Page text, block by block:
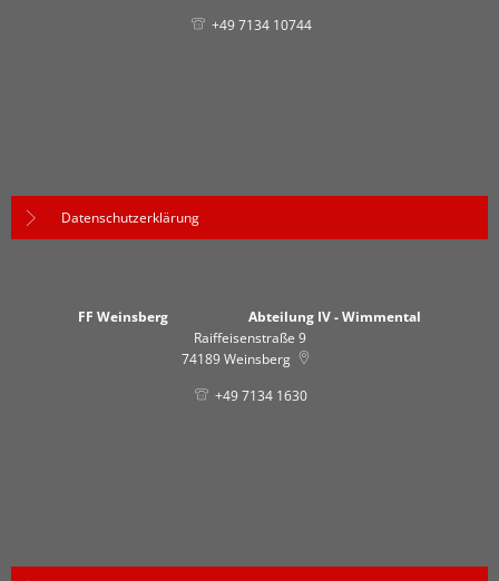
+49 7134 10744
Datenschutzerklärung
FF Weinsberg Abteilung IV - Wimmental
Raiffeisenstraße 9
74189Weinsberg
+49 7134 1630